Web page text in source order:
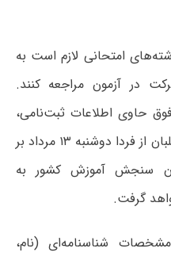
امتحانی‌ لازم‌ است‌ به
در آزمون مراجعه کنند.
حاوی اطلاعات ثبت‌نامی،
تاریخ و محل برگزاری آزمون داوطلبان از فردا دوشنبه ۱۳ مرداد بر
سنجش آموزش کشور به
شناسنامه‌ای (نام‌،